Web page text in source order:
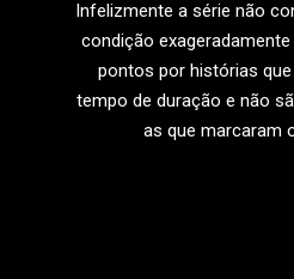
Infelizmente a série não
condição
pontos por histórias
tempo de duração e não
as que marcaram